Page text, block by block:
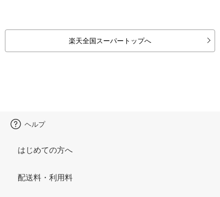
楽天全国スーパートップへ
ヘルプ
はじめての方へ
配送料・利用料